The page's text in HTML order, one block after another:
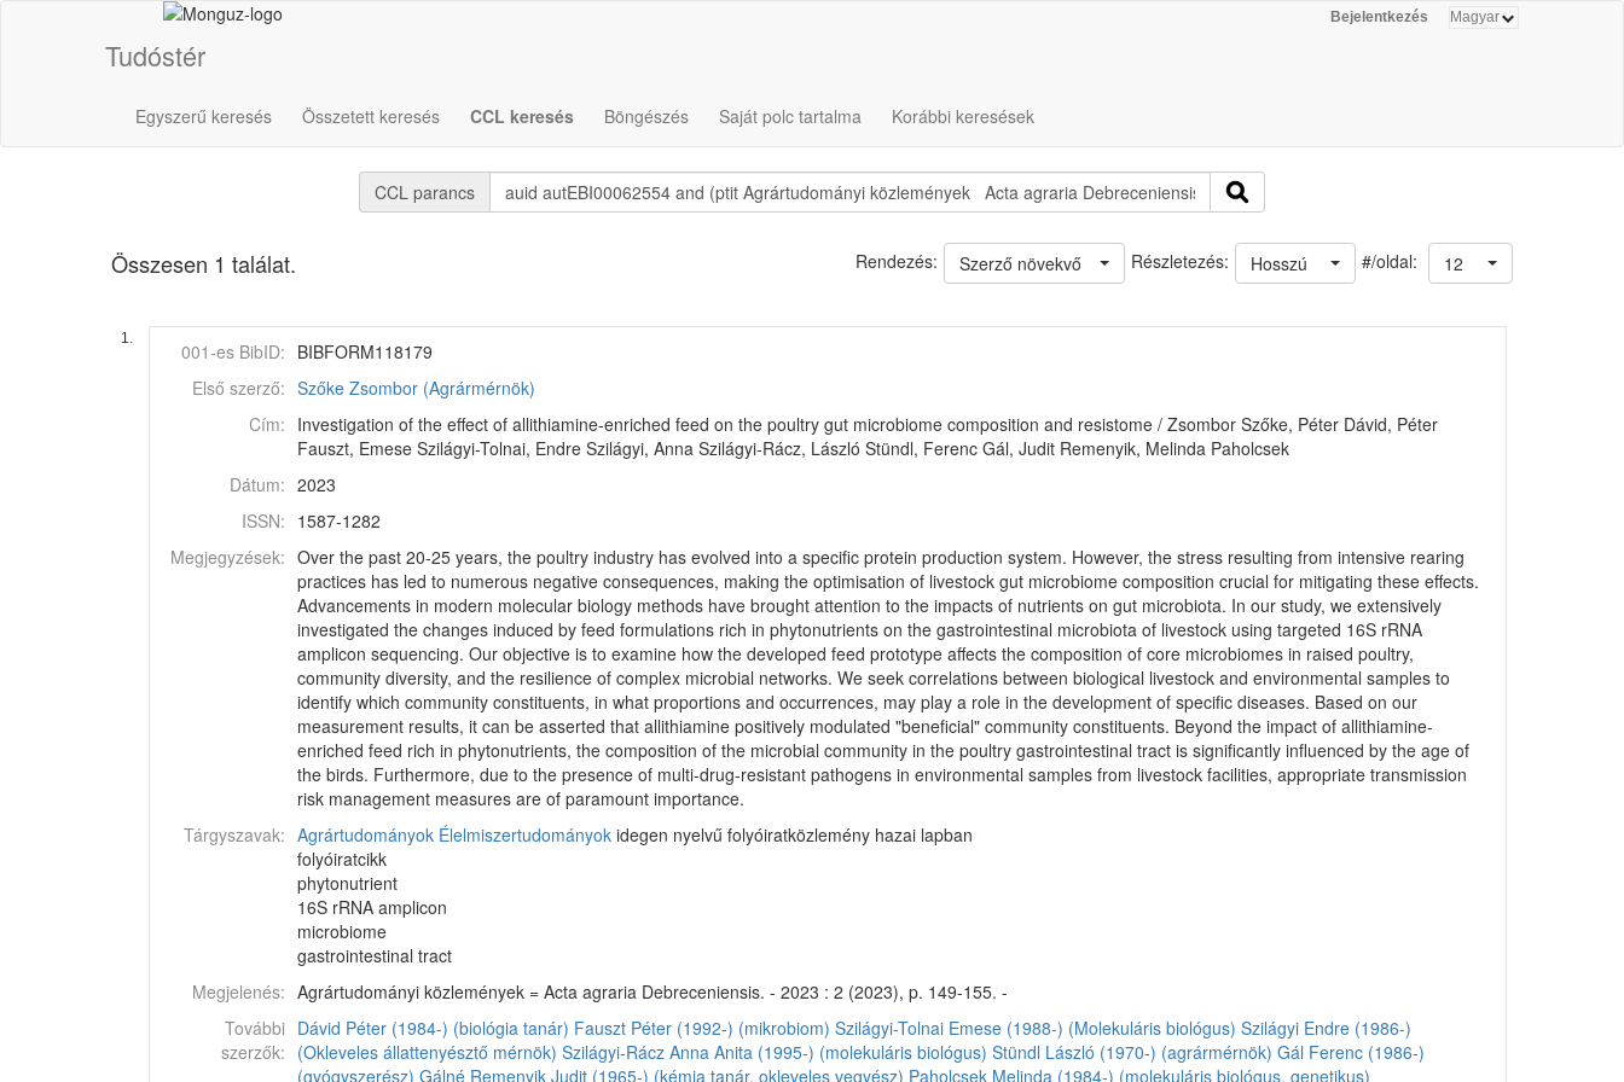
Bejelentkezés
Tudóstér
Egyszerű keresés Összetett keresés CCL keresés Böngészés Saját polc tartalma Korábbi keresések
CCL parancs
Összesen 1 találat. #/oldal: 12
Hosszú
Részletezés:
Rendezés: Szerző növekvő
1.
001-es BibID: BIBFORM118179
Első szerző: Szőke Zsombor (Agrármérnök)
Cím: Investigation of the effect of allithiamine-enriched feed on the poultry gut microbiome composition and resistome / Zsombor Szőke, Péter Dávid, Péter
Fauszt, Emese Szilágyi-Tolnai, Endre Szilágyi, Anna Szilágyi-Rácz, László Stündl, Ferenc Gál, Judit Remenyik, Melinda Paholcsek
Dátum: 2023
ISSN: 1587-1282
Megjegyzések: Over the past 20-25 years, the poultry industry has evolved into a specific protein production system. However, the stress resulting from intensive rearing
practices has led to numerous negative consequences, making the optimisation of livestock gut microbiome composition crucial for mitigating these effects.
Advancements in modern molecular biology methods have brought attention to the impacts of nutrients on gut microbiota. In our study, we extensively
investigated the changes induced by feed formulations rich in phytonutrients on the gastrointestinal microbiota of livestock using targeted 16S rRNA
amplicon sequencing. Our objective is to examine how the developed feed prototype affects the composition of core microbiomes in raised poultry,
community diversity, and the resilience of complex microbial networks. We seek correlations between biological livestock and environmental samples to
identify which community constituents, in what proportions and occurrences, may play a role in the development of specific diseases. Based on our
measurement results, it can be asserted that allithiamine positively modulated "beneficial" community constituents. Beyond the impact of allithiamine-
enriched feed rich in phytonutrients, the composition of the microbial community in the poultry gastrointestinal tract is significantly influenced by the age of
the birds. Furthermore, due to the presence of multi-drug-resistant pathogens in environmental samples from livestock facilities, appropriate transmission
risk management measures are of paramount importance.
Tárgyszavak: Agrártudományok Élelmiszertudományok idegen nyelvű folyóiratközlemény hazai lapban
folyóiratcikk
phytonutrient
16S rRNA amplicon
microbiome
gastrointestinal tract
Megjelenés: Agrártudományi közlemények = Acta agraria Debreceniensis. - 2023 : 2 (2023), p. 149-155. -
További
szerzők:
Dávid Péter (1984-) (biológia tanár) Fauszt Péter (1992-) (mikrobiom) Szilágyi-Tolnai Emese (1988-) (Molekuláris biológus) Szilágyi Endre (1986-)
(Okleveles állattenyésztő mérnök) Szilágyi-Rácz Anna Anita (1995-) (molekuláris biológus) Stündl László (1970-) (agrármérnök) Gál Ferenc (1986-)
(gyógyszerész) Gálné Remenyik Judit (1965-) (kémia tanár, okleveles vegyész) Paholcsek Melinda (1984-) (molekuláris biológus, genetikus)